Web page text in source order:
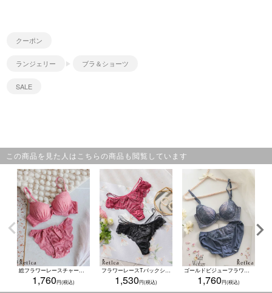
クーポン
ランジェリー ブラ＆ショーツ
SALE
この商品を見た人はこちらの商品も閲覧しています
総フラワーレースチャーム付きカップブラジャー＆ショーツセット(A～F/65～80)
1,760
フラワーレースTバックショーツ単品★(ワインレッド/ブラック)(Mサイズ&#12316;Lサイズ)
1,530
ゴールドビジューフラワーレース脇高ブラジャー＆ショーツセット(ブルーグレー)(A～F/65～80)
1,760